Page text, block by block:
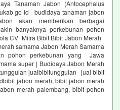
Tanaman Jabon (Antocephalus
go id budidaya tanaman jabon
akan memberikan berbagai
banyaknya perkebunan pohon
CV Mitra Bibit Bibit Jabon Merah
samama Jabon Merah Samama
pohon perkebunan yang Jawa
super | Budidaya Jabon Merah
jualbibitunggulan jual bibit
jabon merah, bibit jabon merah
merah palembang, bibit pohon